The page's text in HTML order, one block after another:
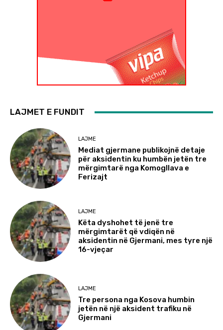
LAJMET E FUNDIT
LAJME
Mediat gjermane publikojnë detaje
për aksidentin ku humbën jetën tre
mërgimtarë nga Komogllava e
Ferizajt
LAJME
Këta dyshohet të jenë tre
mërgimtarët që vdiqën në
aksidentin në Gjermani, mes tyre një
16-vjeçar
LAJME
Tre persona nga Kosova humbin
jetën në një aksident trafiku në
Gjermani